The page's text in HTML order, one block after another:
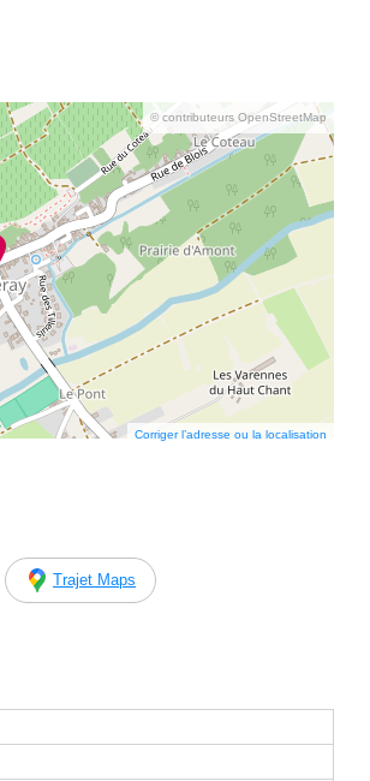
© contributeurs OpenStreetMap
Corriger l’adresse ou la localisation
Trajet Maps